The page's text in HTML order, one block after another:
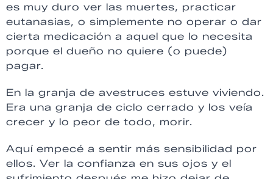
es muy duro ver las muertes, practicar
eutanasias, o simplemente no operar o dar
cierta medicación a aquel que lo necesita
porque el dueño no quiere (o puede)
pagar.
En la granja de avestruces estuve viviendo.
Era una granja de ciclo cerrado y los veía
crecer y lo peor de todo, morir.
Aquí empecé a sentir más sensibilidad por
ellos. Ver la confianza en sus ojos y el